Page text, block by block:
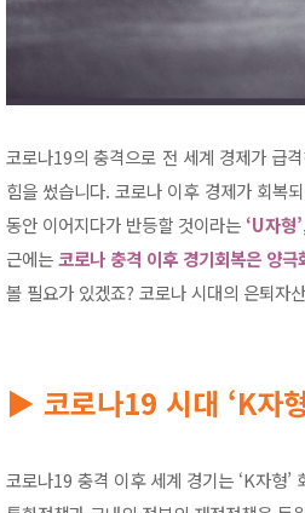
코로나19의 충격으로 전 세계 경제가 급
힘을 썼습니다. 코로나 이후 경제가 회복
동안 이어지다가 반등할 것이라는 ‘U자형’
근에는코로나 충격 이후 경기회복은 양
볼 필요가 있겠죠? 코로나 시대의 은퇴자
▶ 코로나19 시대 ‘K자
코로나19 충격 이후 세계 경기는 ‘K자형